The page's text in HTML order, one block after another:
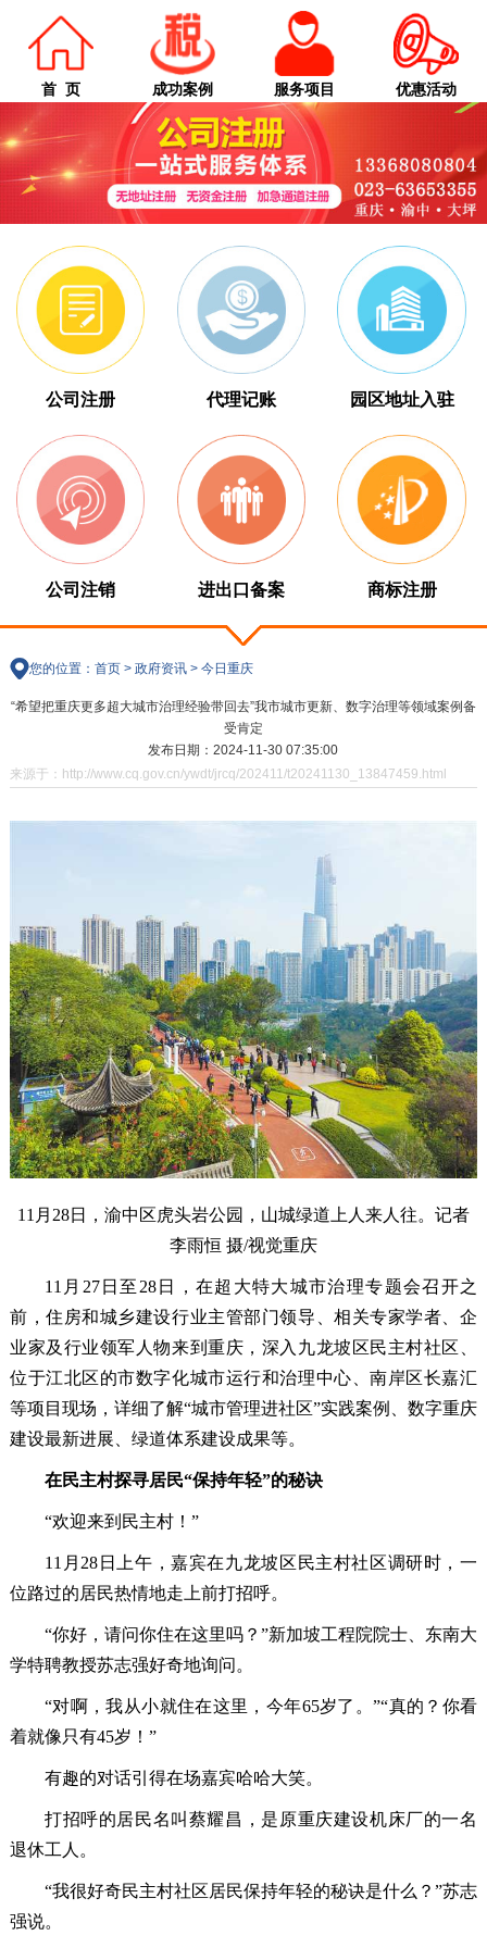
首 页 成功案例 服务项目 优惠活动
公司注册 代理记账 园区地址入驻
公司注销 进出口备案 商标注册
您的位置： 首页> 政府资讯> 今日重庆
“希望把重庆更多超大城市治理经验带回去”我市城市更新、数字治理等领域案例备
受肯定
发布日期：2024-11-30 07:35:00
来源于：http://www.cq.gov.cn/ywdt/jrcq/202411/t20241130_13847459.html
11月28日，渝中区虎头岩公园，山城绿道上人来人往。记者
李雨恒 摄/视觉重庆
11月27日至28日，在超大特大城市治理专题会召开之
前，住房和城乡建设行业主管部门领导、相关专家学者、企
业家及行业领军人物来到重庆，深入九龙坡区民主村社区、
位于江北区的市数字化城市运行和治理中心、南岸区长嘉汇
等项目现场，详细了解“城市管理进社区”实践案例、数字重庆
建设最新进展、绿道体系建设成果等。
在民主村探寻居民“保持年轻”的秘诀
“欢迎来到民主村！”
11月28日上午，嘉宾在九龙坡区民主村社区调研时，一
位路过的居民热情地走上前打招呼。
“你好，请问你住在这里吗？”新加坡工程院院士、东南大
学特聘教授苏志强好奇地询问。
“对啊，我从小就住在这里，今年65岁了。”“真的？你看
着就像只有45岁！”
有趣的对话引得在场嘉宾哈哈大笑。
打招呼的居民名叫蔡耀昌，是原重庆建设机床厂的一名
退休工人。
“我很好奇民主村社区居民保持年轻的秘诀是什么？”苏志
强说。